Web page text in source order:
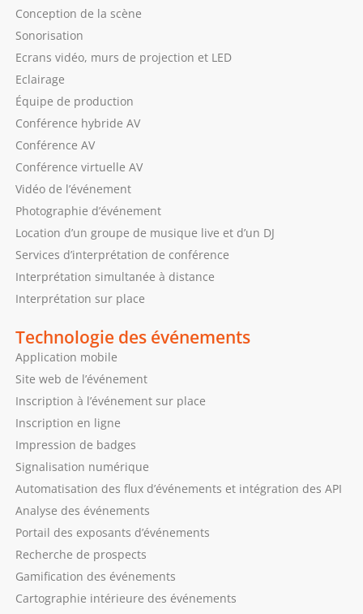
Conception de la scène
Sonorisation
Ecrans vidéo, murs de projection et LED
Eclairage
Équipe de production
Conférence hybride AV
Conférence AV
Conférence virtuelle AV
Vidéo de l’événement
Photographie d’événement
Location d’un groupe de musique live et d’un DJ
Services d’interprétation de conférence
Interprétation simultanée à distance
Interprétation sur place
Technologie des événements
Application mobile
Site web de l’événement
Inscription à l’événement sur place
Inscription en ligne
Impression de badges
Signalisation numérique
Automatisation des flux d’événements et intégration des API
Analyse des événements
Portail des exposants d’événements
Recherche de prospects
Gamification des événements
Cartographie intérieure des événements